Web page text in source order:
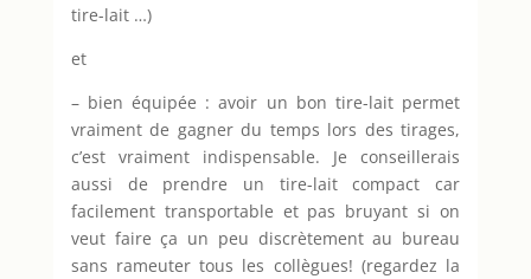
tire-lait …)
et
– bien équipée : avoir un bon tire-lait permet
vraiment de gagner du temps lors des tirages,
c’est vraiment indispensable. Je conseillerais
aussi de prendre un tire-lait compact car
facilement transportable et pas bruyant si on
veut faire ça un peu discrètement au bureau
sans rameuter tous les collègues! (regardez la